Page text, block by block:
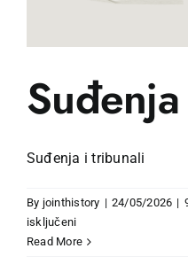
Suđenja i tribunali
By jointhistory | 24/05/2026 |
isključeniza
Suđenja
Read More